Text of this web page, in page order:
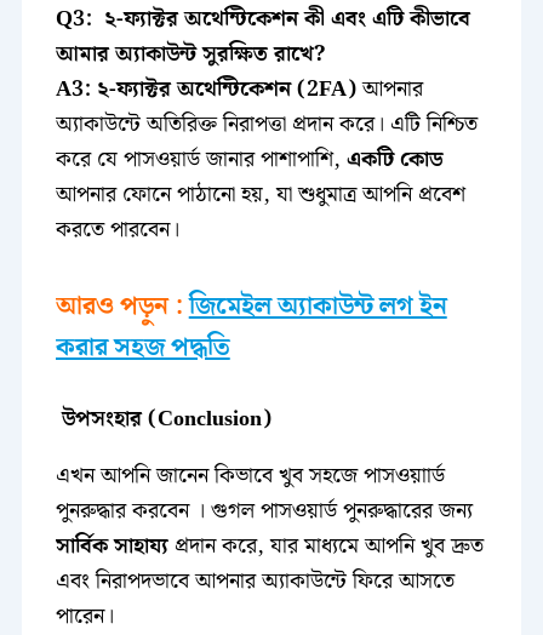
Q3: ২-ফ্যাক্টর অথেন্টিকেশন কী এবং এটি কীভাবে
আমার অ্যাকাউন্ট সুরক্ষিত রাখে?
A3: ২-ফ্যাক্টর অথেন্টিকেশন (2FA)আপনার
অ্যাকাউন্টে অতিরিক্ত নিরাপত্তা প্রদান করে। এটি নিশ্চিত
করে যে পাসওয়ার্ড জানার পাশাপাশি, একটি কোড
আপনার ফোনে পাঠানো হয়, যা শুধুমাত্র আপনি প্রবেশ
করতে পারবেন।
আরও পড়ুন :জিমেইল অ্যাকাউন্ট লগ ইন
করার সহজ পদ্ধতি
উপসংহার (Conclusion)
এখন আপনি জানেন কিভাবে খুব সহজে পাসওয়াার্ড
পুনরুদ্ধার করবেন । গুগল পাসওয়ার্ড পুনরুদ্ধারের জন্য
সার্বিক সাহায্যপ্রদান করে, যার মাধ্যমে আপনি খুব দ্রুত
এবং নিরাপদভাবে আপনার অ্যাকাউন্টে ফিরে আসতে
পারেন।